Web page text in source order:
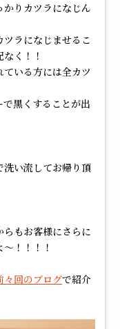
りカツラになじん
ラになじませるこ
く！！
ている方には全カツ
黒くすることが出
洗い流してお帰り頂
らもお客様にさらに
！！！！
々回のブログで紹介